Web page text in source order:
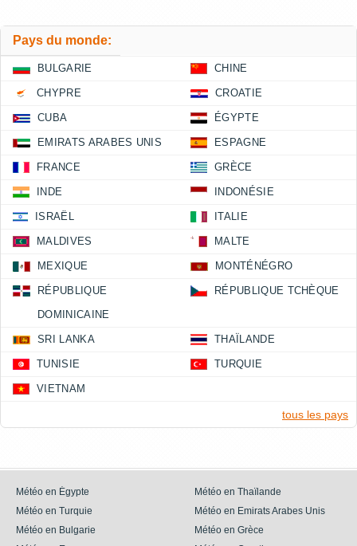
Pays du monde:
BULGARIE CHINE
CHYPRE CROATIE
CUBA ÉGYPTE
EMIRATS ARABES UNIS ESPAGNE
FRANCE GRÈCE
INDE INDONÉSIE
ISRAËL ITALIE
MALDIVES MALTE
MEXIQUE MONTÉNÉGRO
RÉPUBLIQUE
DOMINICAINE
RÉPUBLIQUE TCHÈQUE
SRI LANKA THAÏLANDE
TUNISIE TURQUIE
VIETNAM
tous les pays
Météo en Égypte
Météo en Thaïlande
Météo en Turquie
Météo en Emirats Arabes Unis
Météo en Bulgarie
Météo en Grèce